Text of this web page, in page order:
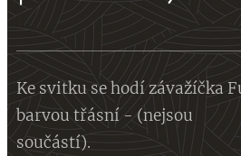
Ke svitku se hodí závažíčka
barvou třásní - (nejsou